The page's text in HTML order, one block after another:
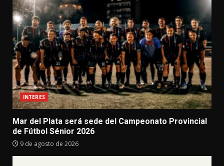
INTERES
Mar del Plata será sede del Campeonato Provincial
de Fútbol Sénior 2026
9 de agosto de 2026